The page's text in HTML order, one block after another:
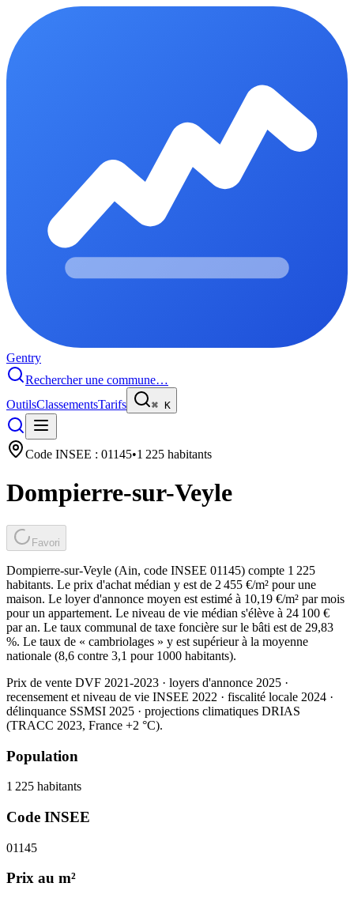
Gentry
Rechercher une commune…
OutilsClassementsTarifs ⌘ K
Code INSEE : 01145•1 225 habitants
Dompierre-sur-Veyle
Favori
Dompierre-sur-Veyle (Ain, code INSEE 01145) compte 1 225
habitants. Le prix d'achat médian y est de 2 455 €/m² pour une
maison. Le loyer d'annonce moyen est estimé à 10,19 €/m² par mois
pour un appartement. Le niveau de vie médian s'élève à 24 100 €
par an. Le taux communal de taxe foncière sur le bâti est de 29,83
%. Le taux de « cambriolages » y est supérieur à la moyenne
nationale (8,6 contre 3,1 pour 1000 habitants).
Prix de vente DVF 2021-2023 · loyers d'annonce 2025 ·
recensement et niveau de vie INSEE 2022 · fiscalité locale 2024 ·
délinquance SSMSI 2025 · projections climatiques DRIAS
(TRACC 2023, France +2 °C).
Population
1 225 habitants
Code INSEE
01145
Prix au m²